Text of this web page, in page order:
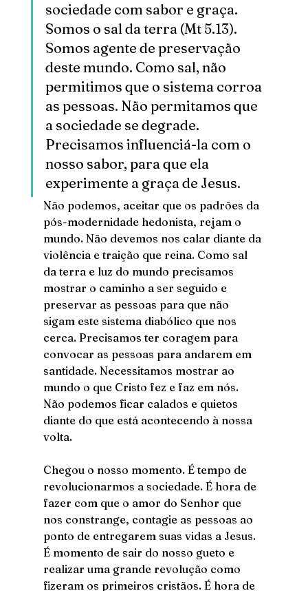
sociedade com sabor e graça.
Somos o sal da terra (Mt 5.13).
Somos agente de preservação
deste mundo. Como sal, não
permitimos que o sistema corroa
as pessoas. Não permitamos que
a sociedade se degrade.
Precisamos influenciá-la com o
nosso sabor, para que ela
experimente a graça de Jesus.
Não podemos, aceitar que os padrões da
pós-modernidade hedonista, rejam o
mundo. Não devemos nos calar diante da
violência e traição que reina. Como sal
da terra e luz do mundo precisamos
mostrar o caminho a ser seguido e
preservar as pessoas para que não
sigam este sistema diabólico que nos
cerca. Precisamos ter coragem para
convocar as pessoas para andarem em
santidade. Necessitamos mostrar ao
mundo o que Cristo fez e faz em nós.
Não podemos ficar calados e quietos
diante do que está acontecendo à nossa
volta.
Chegou o nosso momento. É tempo de
revolucionarmos a sociedade. É hora de
fazer com que o amor do Senhor que
nos constrange, contagie as pessoas ao
ponto de entregarem suas vidas a Jesus.
É momento de sair do nosso gueto e
realizar uma grande revolução como
fizeram os primeiros cristãos. É hora de